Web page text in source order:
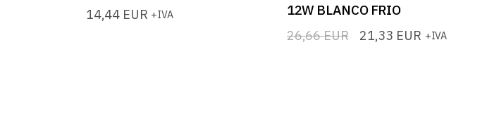
14,44 EUR +IVA
12W BLANCO FRIO
26,66EUR
El 21,33 EUR
El +IVA